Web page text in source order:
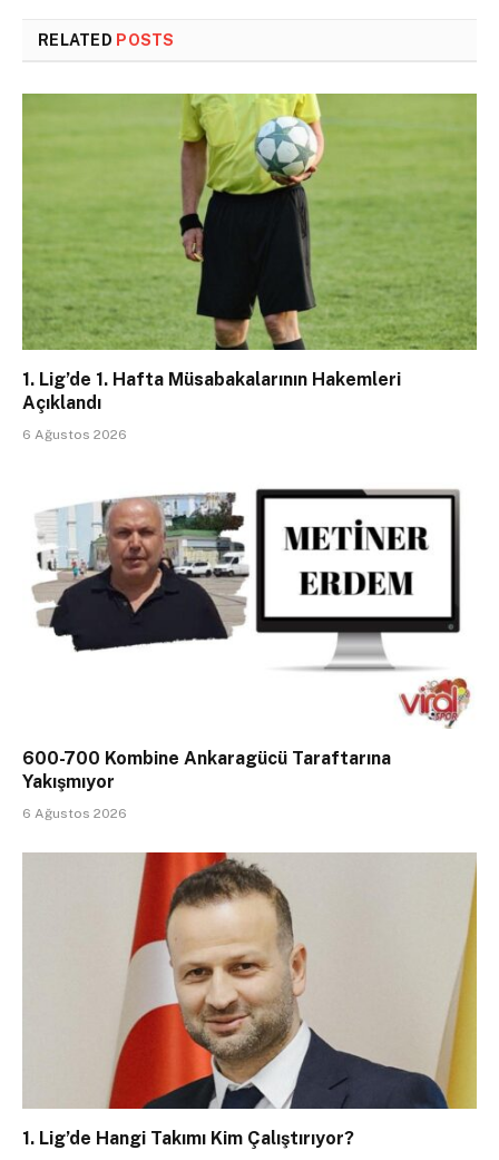
RELATED POSTS
1. Lig’de 1. Hafta Müsabakalarının Hakemleri
Açıklandı
6 Ağustos 2026
600-700 Kombine Ankaragücü Taraftarına
Yakışmıyor
6 Ağustos 2026
1. Lig’de Hangi Takımı Kim Çalıştırıyor?